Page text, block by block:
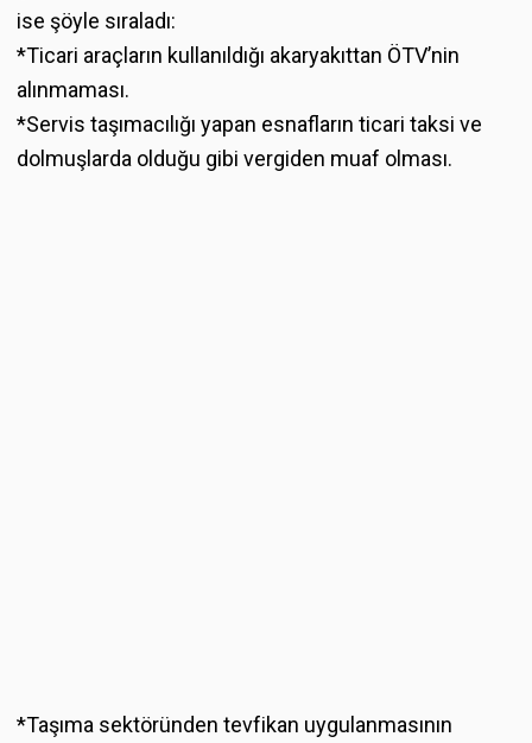
ise şöyle sıraladı:
*Ticari araçların kullanıldığı akaryakıttan ÖTV’nin
alınmaması.
*Servis taşımacılığı yapan esnafların ticari taksi ve
dolmuşlarda olduğu gibi vergiden muaf olması.
*Taşıma sektöründen tevfikan uygulanmasının